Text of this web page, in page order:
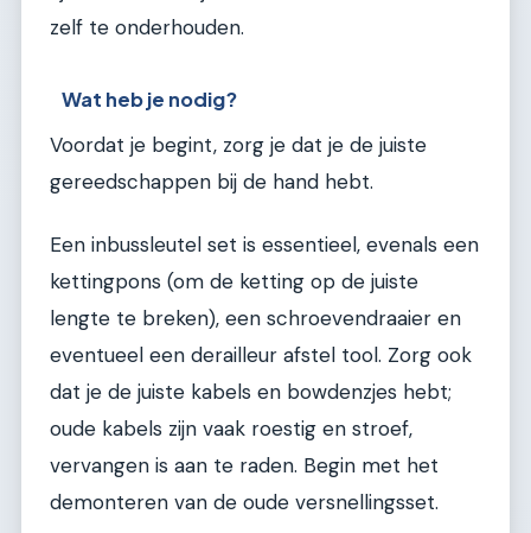
zelf te onderhouden.
Wat heb je nodig?
Voordat je begint, zorg je dat je de juiste
gereedschappen bij de hand hebt.
Een inbussleutel set is essentieel, evenals een
kettingpons (om de ketting op de juiste
lengte te breken), een schroevendraaier en
eventueel een derailleur afstel tool. Zorg ook
dat je de juiste kabels en bowdenzjes hebt;
oude kabels zijn vaak roestig en stroef,
vervangen is aan te raden. Begin met het
demonteren van de oude versnellingsset.